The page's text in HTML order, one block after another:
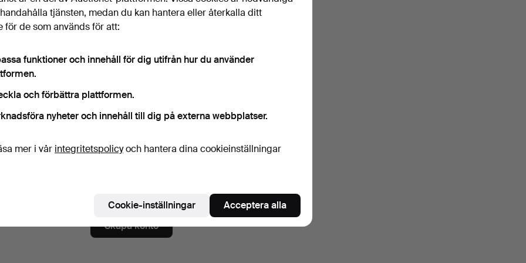
Visa lösenord i klartext.
på nyhetsbrev från Kalmar Auktionsverk. (frivilligt)
enkelt avsluta prenumerationen.
på Auctionets nyhetsbrev. (frivilligt)
Skapa konto
tjänsten, medan du kan hantera eller återkalla ditt
för de som används för att:
funktioner och innehåll för dig utifrån hur du använder
och förbättra plattformen.
nyheter och innehåll till dig på externa webbplatser.
mer i vår integritetspolicyoch hantera dina cookieinställningar
Cookie-inställningar Acceptera alla